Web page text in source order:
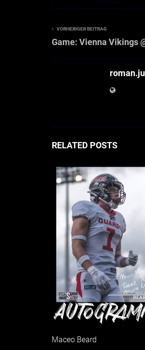
VORHERIGER BEITRAG
Game: Vienna Vikings
RELATED POSTS
Maceo Beard